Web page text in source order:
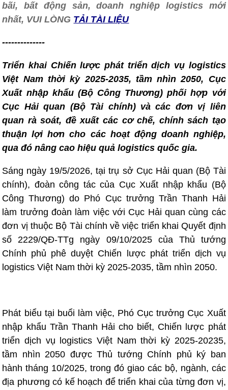
bãi, bất động sản, doanh nghiệp logistics mới
nhất, VUI LÒNG TẢI TÀI LIỆU
--------------
Triển khai Chiến lược phát triển dịch vụ logistics
Việt Nam thời kỳ 2025-2035, tầm nhìn 2050, Cục
Xuất nhập khẩu (Bộ Công Thương) phối hợp với
Cục Hải quan (Bộ Tài chính) và các đơn vị liên
quan rà soát, đề xuất các cơ chế, chính sách tạo
thuận lợi hơn cho các hoạt động doanh nghiệp,
qua đó nâng cao hiệu quả logistics quốc gia.
Sáng ngày 19/5/2026, tại trụ sở Cục Hải quan (Bộ Tài
chính), đoàn công tác của Cục Xuất nhập khẩu (Bộ
Công Thương) do Phó Cục trưởng Trần Thanh Hải
làm trưởng đoàn làm việc với Cục Hải quan cùng các
đơn vị thuộc Bộ Tài chính về việc triển khai Quyết định
số 2229/QĐ-TTg ngày 09/10/2025 của Thủ tướng
Chính phủ phê duyệt Chiến lược phát triển dịch vụ
logistics Việt Nam thời kỳ 2025-2035, tầm nhìn 2050.
Phát biểu tại buổi làm việc, Phó Cục trưởng Cục Xuất
nhập khẩu Trần Thanh Hải cho biết, Chiến lược phát
triển dịch vụ logistics Việt Nam thời kỳ 2025-20235,
tầm nhìn 2050 được Thủ tướng Chính phủ ký ban
hành tháng 10/2025, trong đó giao các bộ, ngành, các
địa phương có kế hoạch để triển khai của từng đơn vị,